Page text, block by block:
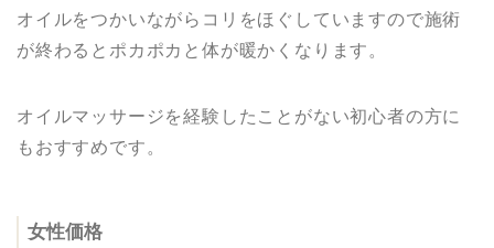
オイルをつかいながらコリをほぐしていますので施術
が終わるとポカポカと体が暖かくなります。
オイルマッサージを経験したことがない初心者の方に
もおすすめです。
女性価格